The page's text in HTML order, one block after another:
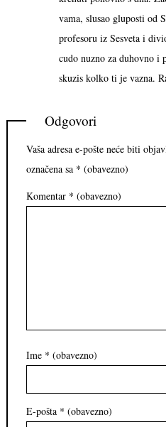
vama, slusao gluposti od
profesoru iz Sesveta i
cudo nuzno za duhovno i
skuzis kolko ti je vazna.
Odgovori
Vaša adresa e-pošte neće biti
označena sa * (obavezno)
Komentar * (obavezno)
Ime * (obavezno)
E-pošta * (obavezno)